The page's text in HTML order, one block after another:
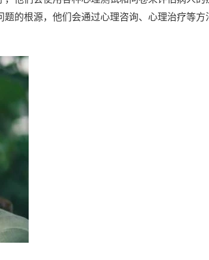
的根源，他们会通过心理咨询、心理治疗等方